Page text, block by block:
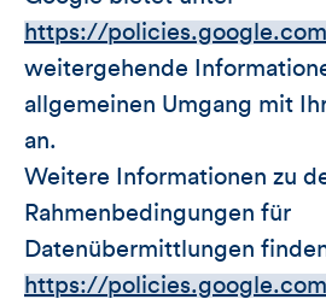
https://
weitergehende
allgemeinen Umgang mit
an.
Weitere Informationen zu
Rahmenbedingungen für
Datenübermittlungen
https://